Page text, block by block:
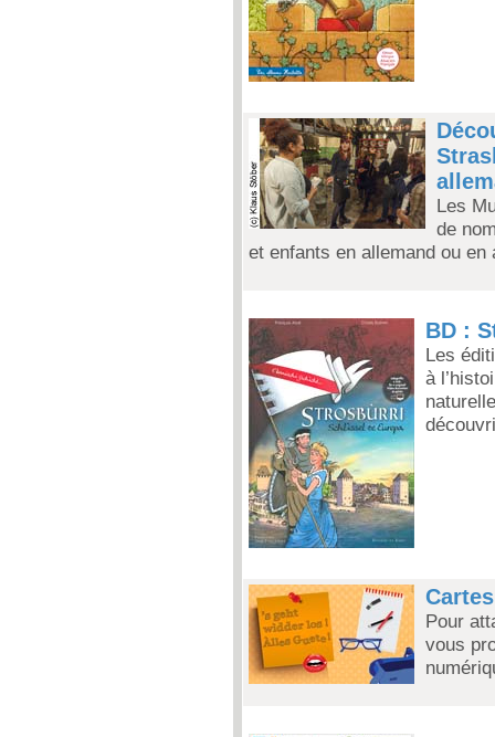
Les
de
et enfants en allemand ou
BD :
Les
à
Pour
vous